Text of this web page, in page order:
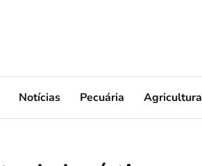
Notícias Pecuária Agricultura